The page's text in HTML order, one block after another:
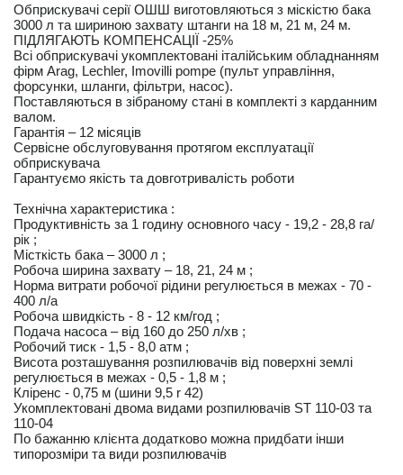
Обприскувачі серії ОШШ виготовляються з міскістю бака
3000 л та шириною захвату штанги на 18 м, 21 м, 24 м.
ПІДЛЯГАЮТЬ КОМПЕНСАЦІЇ -25%
Всі обприскувачі укомплектовані італійським обладнанням
фірм Arag, Lechler, Imovilli pompe (пульт управління,
форсунки, шланги, фільтри, насос).
Поставляються в зібраному стані в комплекті з карданним
валом.
Гарантія – 12 місяців
Сервісне обслуговування протягом експлуатації
обприскувача
Гарантуємо якість та довготривалість роботи
Технічна характеристика :
Продуктивність за 1 годину основного часу - 19,2 - 28,8 га/
рік ;
Місткість бака – 3000 л ;
Робоча ширина захвату – 18, 21, 24 м ;
Норма витрати робочої рідини регулюється в межах - 70 -
400 л/а
Робоча швидкість - 8 - 12 км/год ;
Подача насоса – від 160 до 250 л/хв ;
Робочий тиск - 1,5 - 8,0 атм ;
Висота розташування розпилювачів від поверхні землі
регулюється в межах - 0,5 - 1,8 м ;
Кліренс - 0,75 м (шини 9,5 r 42)
Укомплектовані двома видами розпилювачів ST 110-03 та
110-04
По бажанню клієнта додатково можна придбати інши
типорозміри та види розпилювачів